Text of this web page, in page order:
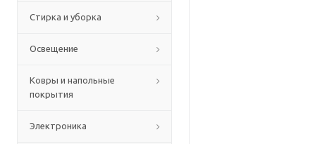
Стирка и уборка
Освещение
Ковры и напольные
покрытия
Электроника